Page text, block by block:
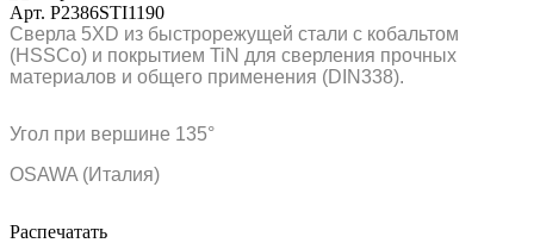
Арт. P2386STI1190
Сверла 5XD из быстрорежущей стали с кобальтом
(HSSCo) и покрытием TiN для сверления прочных
материалов и общего применения (DIN338).
Угол при вершине 135°
OSAWA (Италия)
Распечатать